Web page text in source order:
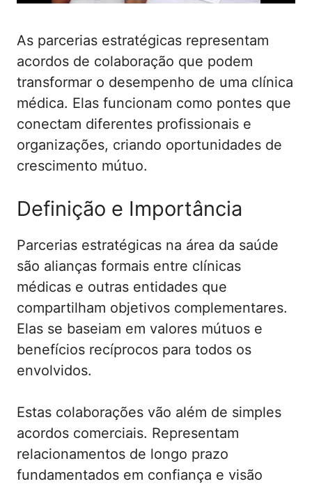
As parcerias estratégicas representam
acordos de colaboração que podem
transformar o desempenho de uma clínica
médica. Elas funcionam como pontes que
conectam diferentes profissionais e
organizações, criando oportunidades de
crescimento mútuo.
Definição e Importância
Parcerias estratégicas na área da saúde
são alianças formais entre clínicas
médicas e outras entidades que
compartilham objetivos complementares.
Elas se baseiam em valores mútuos e
benefícios recíprocos para todos os
envolvidos.
Estas colaborações vão além de simples
acordos comerciais. Representam
relacionamentos de longo prazo
fundamentados em confiança e visão